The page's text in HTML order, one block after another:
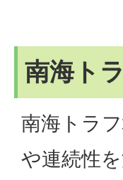
南海ト
南海トラ
や連続性